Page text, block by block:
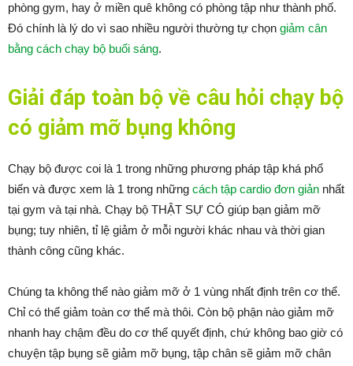
phòng gym, hay ở miền quê không có phòng tập như thành phố.
Đó chính là lý do vì sao nhiều người thường tự chọn giảm cân
bằng cách chạy bộ buổi sáng.
Giải đáp toàn bộ về câu hỏi chạy bộ
có giảm mỡ bụng không
Chạy bộ được coi là 1 trong những phương pháp tập khá phổ
biến và được xem là 1 trong những cách tập cardio đơn giản nhất
tại gym và tại nhà. Chạy bộ THẬT SỰ CÓ giúp bạn giảm mỡ
bụng; tuy nhiên, tỉ lệ giảm ở mỗi người khác nhau và thời gian
thành công cũng khác.
Chúng ta không thể nào giảm mỡ ở 1 vùng nhất định trên cơ thể.
Chỉ có thể giảm toàn cơ thể mà thôi. Còn bộ phận nào giảm mỡ
nhanh hay chậm đều do cơ thể quyết định, chứ không bao giờ có
chuyện tập bụng sẽ giảm mỡ bụng, tập chân sẽ giảm mỡ chân